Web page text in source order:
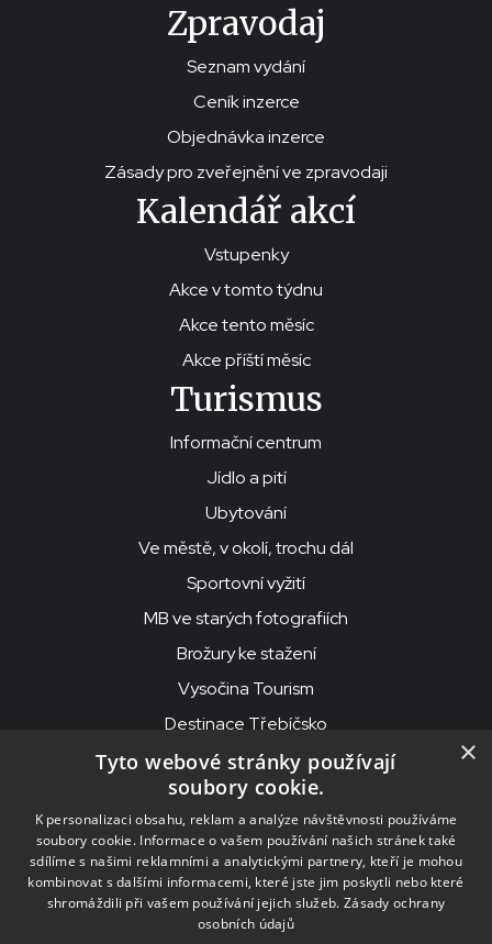
Zpravodaj
Seznam vydání
Ceník inzerce
Objednávka inzerce
Zásady pro zveřejnění ve zpravodaji
Kalendář akcí
Vstupenky
Akce v tomto týdnu
Akce tento měsíc
Akce příští měsíc
Turismus
Informační centrum
Jídlo a pití
Ubytování
Ve městě, v okolí, trochu dál
Sportovní vyžití
MB ve starých fotografiích
Brožury ke stažení
Vysočina Tourism
Destinace Třebíčsko
© 2026MKS Beseda Mor. Budějovice
MKS Beseda, příspěvková organizace, Purcnerova 62, 676 02
Moravské Budějovice
IČO: 00091758, DIČ: CZ00091758, ID datové schránky: chjn2kd
×
Tyto webové stránky používají
soubory cookie.
K personalizaci obsahu, reklam a analýze návštěvnosti používáme
soubory cookie. Informace o vašem používání našich stránek také
sdílíme s našimi reklamními a analytickými partnery, kteří je mohou
kombinovat s dalšími informacemi, které jste jim poskytli nebo které
shromáždili při vašem používání jejich služeb. Zásady ochrany
osobních údajů